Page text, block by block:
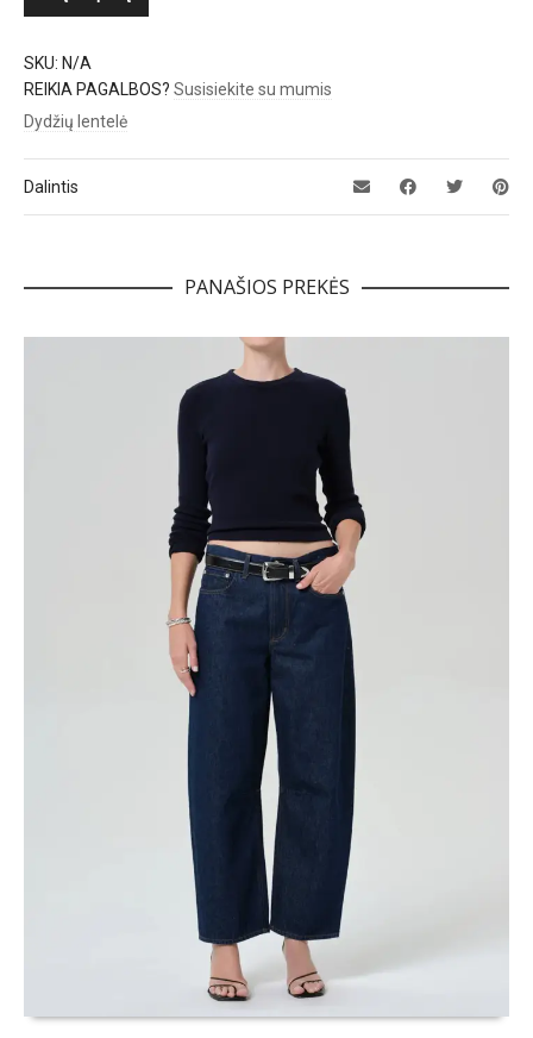
SKU: N/A
REIKIA PAGALBOS? Susisiekite su mumis
Dydžių lentelė
Dalintis
PANAŠIOS PREKĖS